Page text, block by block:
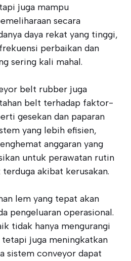
juga mampu
secara
daya rekat yang tinggi,
perbaikan dan
sering kali mahal.
belt rubber juga
belt terhadap faktor-
gesekan dan paparan
yang lebih efisien,
anggaran yang
untuk perawatan rutin
akibat kerusakan.
lem yang tepat akan
pengeluaran operasional.
tidak hanya mengurangi
juga meningkatkan
sistem conveyor dapat